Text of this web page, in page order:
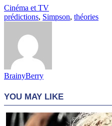
Cinéma et TV
prédictions, Simpson, théories
BrainyBerry